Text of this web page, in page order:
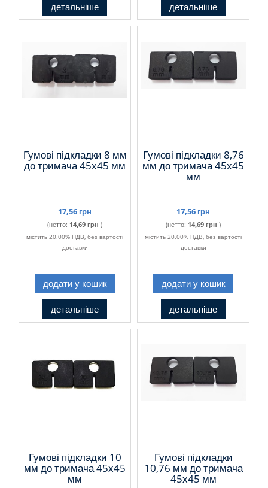
детальніше детальніше
Гумові підкладки 8 мм
до тримача 45х45 мм
17,56 грн
(нетто: 14,69 грн )
містить 20.00% ПДВ, без вартості
доставки
додати у кошик
детальніше
Гумові підкладки 8,76
мм до тримача 45х45
мм
17,56 грн
(нетто: 14,69 грн )
містить 20.00% ПДВ, без вартості
доставки
додати у кошик
детальніше
Гумові підкладки 10
мм до тримача 45х45
мм
Гумові підкладки
10,76 мм до тримача
45х45 мм